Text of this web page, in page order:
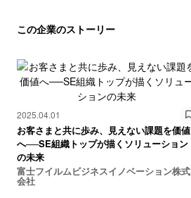
この企業のストーリー
2025.04.01
お客さまと共に歩み、見えない課題を価値
へ──SE組織トップが描くソリューション
の未来
富士フイルムビジネスイノベーション株式
会社